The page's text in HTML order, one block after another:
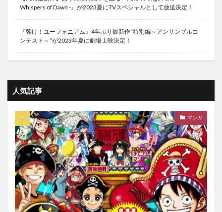
Whispers of Dawn -』が2023夏にTVスペシャルとして放送決定！
『響け！ユーフォニアム』4年ぶり最新作”特別編～アンサンブルコ
ンテスト～“が2023年夏に劇場上映決定！
人気記事
マンガ